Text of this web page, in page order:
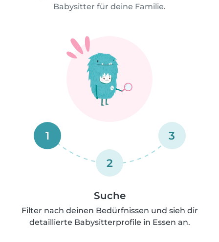
Babysitter für deine Familie.
1
2
3
Suche
Filter nach deinen Bedürfnissen und sieh dir
detaillierte Babysitterprofile in Essen an.